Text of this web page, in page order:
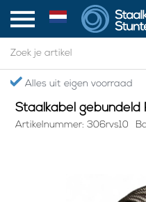
Gratis verzending boven
Home > Staalkabel gebundeld Rvs 6mm 10m
Staalkabel gebundeld
Artikelnummer: 306rvs10